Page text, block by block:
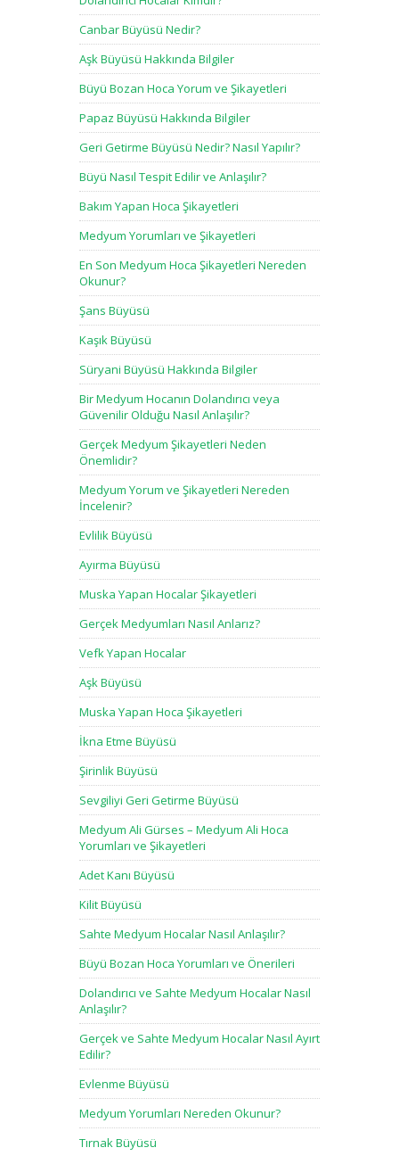
Canbar Büyüsü Nedir?
Aşk Büyüsü Hakkında Bilgiler
Büyü Bozan Hoca Yorum ve Şikayetleri
Papaz Büyüsü Hakkında Bilgiler
Geri Getirme Büyüsü Nedir? Nasıl Yapılır?
Büyü Nasıl Tespit Edilir ve Anlaşılır?
Bakım Yapan Hoca Şikayetleri
Medyum Yorumları ve Şikayetleri
En Son Medyum Hoca Şikayetleri Nereden
Okunur?
Şans Büyüsü
Kaşık Büyüsü
Süryani Büyüsü Hakkında Bilgiler
Bir Medyum Hocanın Dolandırıcı veya
Güvenilir Olduğu Nasıl Anlaşılır?
Gerçek Medyum Şikayetleri Neden
Önemlidir?
Medyum Yorum ve Şikayetleri Nereden
İncelenir?
Evlilik Büyüsü
Ayırma Büyüsü
Muska Yapan Hocalar Şikayetleri
Gerçek Medyumları Nasıl Anlarız?
Vefk Yapan Hocalar
Aşk Büyüsü
Muska Yapan Hoca Şikayetleri
İkna Etme Büyüsü
Şirinlik Büyüsü
Sevgiliyi Geri Getirme Büyüsü
Medyum Ali Gürses – Medyum Ali Hoca
Yorumları ve Şikayetleri
Adet Kanı Büyüsü
Kilit Büyüsü
Sahte Medyum Hocalar Nasıl Anlaşılır?
Büyü Bozan Hoca Yorumları ve Önerileri
Dolandırıcı ve Sahte Medyum Hocalar Nasıl
Anlaşılır?
Gerçek ve Sahte Medyum Hocalar Nasıl Ayırt
Edilir?
Evlenme Büyüsü
Medyum Yorumları Nereden Okunur?
Tırnak Büyüsü